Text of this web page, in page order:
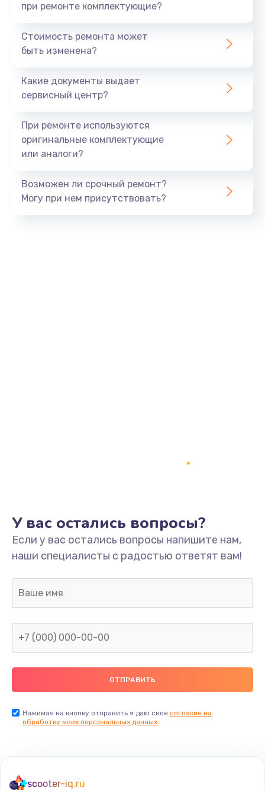
при ремонте комплектующие?
Стоимость ремонта может
быть изменена?
Какие документы выдает
сервисный центр?
При ремонте используются
оригинальные комплектующие
или аналоги?
Возможен ли срочный ремонт?
Могу при нем присутствовать?
У вас остались вопросы?
Если у вас остались вопросы напишите нам,
наши специалисты с радостью ответят вам!
Нажимая на кнопку отправить я даю свое согласие на
обработку моих персональных данных.
scooter-iq.ru